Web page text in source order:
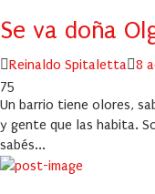
Se va doña
Author
Reinaldo Spitaletta 8
75
Un barrio tiene olores,
y gente que las habita.
sabés...